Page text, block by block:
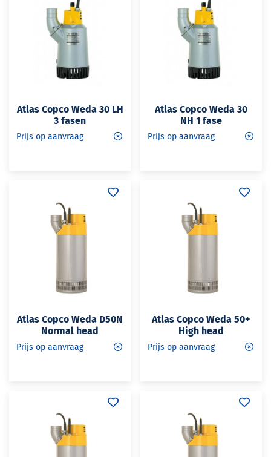
Atlas Copco Weda 30 LH
3 fasen
Prijs op aanvraag
Atlas Copco Weda 30
NH 1 fase
Prijs op aanvraag
Atlas Copco Weda D50N
Normal head
Prijs op aanvraag
Atlas Copco Weda 50+
High head
Prijs op aanvraag